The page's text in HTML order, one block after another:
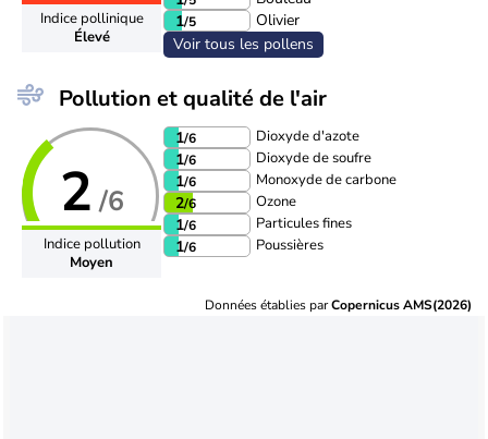
Indice pollinique
Élevé
1/5
Olivier
Voir tous les pollens
Pollution et qualité de l'air
2 /6
Indice pollution
Moyen
1/6 Dioxyde d'azote
1/6 Dioxyde de soufre
1/6 Monoxyde de carbone
2/6 Ozone
1/6 Particules fines
1/6 Poussières
Données établies parCopernicus AMS(2026)